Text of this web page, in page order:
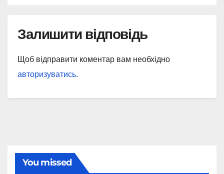
Залишити відповідь
Щоб відправити коментар вам необхідно
авторизуватись.
You missed